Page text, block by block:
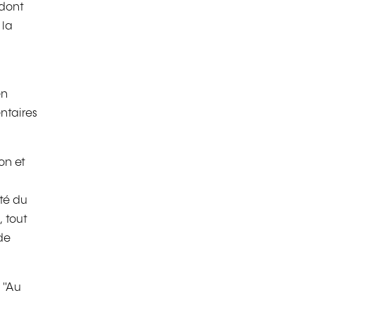
la
et
du
tout